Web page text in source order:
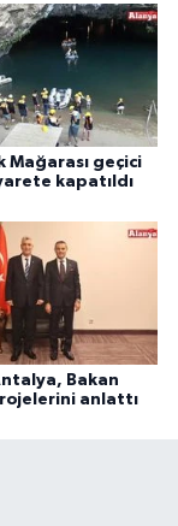
Mağarası geçici
kapatıldı
Bakan
anlattı